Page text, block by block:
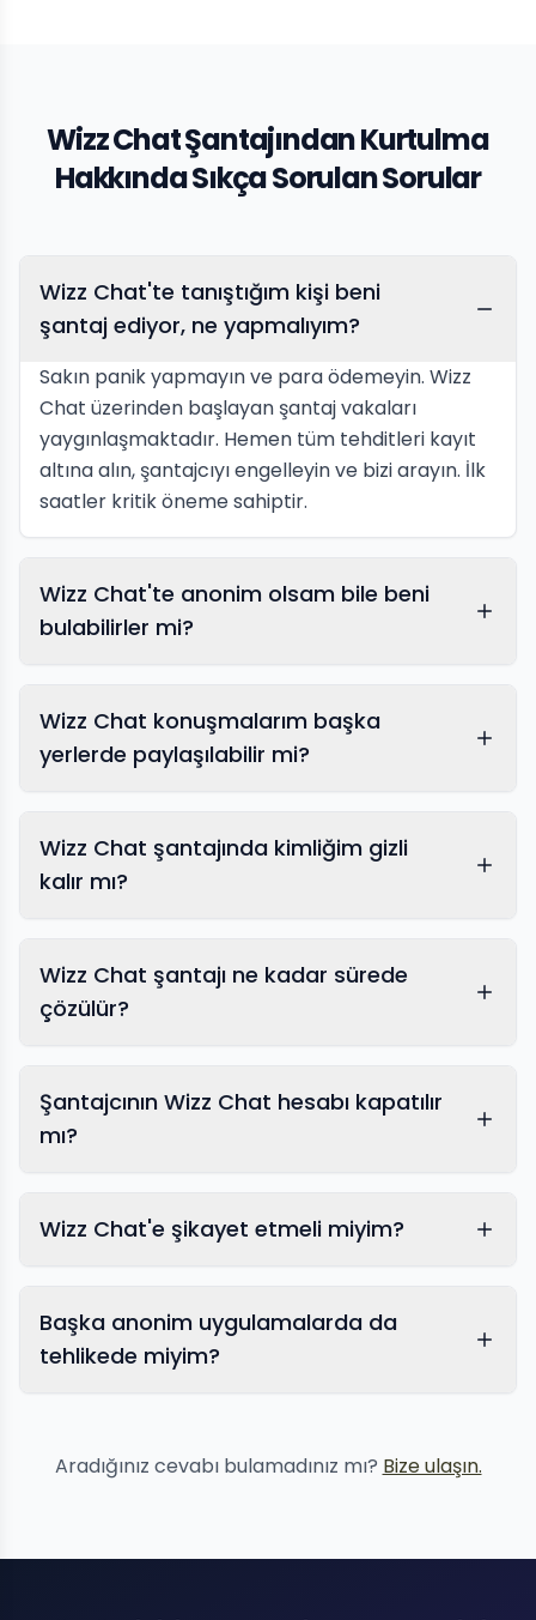
Wizz Chat Şantajından Kurtulma
Hakkında Sıkça Sorulan Sorular
Wizz Chat'te tanıştığım kişi beni
şantaj ediyor, ne yapmalıyım?
Sakın panik yapmayın ve para ödemeyin. Wizz
Chat üzerinden başlayan şantaj vakaları
yaygınlaşmaktadır. Hemen tüm tehditleri kayıt
altına alın, şantajcıyı engelleyin ve bizi arayın. İlk
saatler kritik öneme sahiptir.
Wizz Chat'te anonim olsam bile beni
bulabilirler mi?
Wizz Chat konuşmalarım başka
yerlerde paylaşılabilir mi?
Wizz Chat şantajında kimliğim gizli
kalır mı?
Wizz Chat şantajı ne kadar sürede
çözülür?
Şantajcının Wizz Chat hesabı kapatılır
mı?
Wizz Chat'e şikayet etmeli miyim?
Başka anonim uygulamalarda da
tehlikede miyim?
Görüntülü sohbet şantajı
Aradığınız cevabı bulamadınız mı? Bize ulaşın.